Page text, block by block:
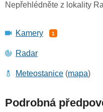
Nepřehlédněte z lokality
Kamery 1
Radar
Meteostanice (mapa)
Podrobná